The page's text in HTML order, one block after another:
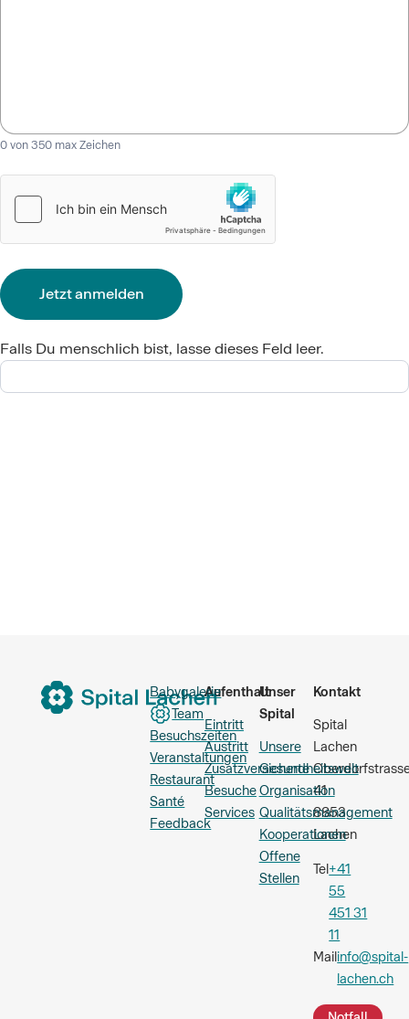
0von 350 max Zeichen
Jetzt anmelden
Falls Du menschlich bist, lasse dieses Feld leer.
Babygalerie
Team
Besuchszeiten
Veranstaltungen
Restaurant
Santé
Feedback
Aufenthalt
Eintritt
Austritt
Zusatzversicherte
Besuche
Services
Unser
Spital
Unsere
Gesundheitswelt
Organisation
Qualitätsmanagement
Kooperationen
Offene
Stellen
Kontakt
Spital
Lachen
41
8853
Lachen
Tel+41
55
451 31
11
Mailinfo@spital-
lachen.ch